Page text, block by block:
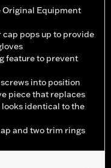
Original Equipment
pops up to provide
feature to prevent
into position
piece that replaces
identical to the
and two trim rings